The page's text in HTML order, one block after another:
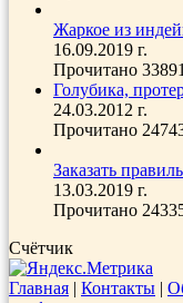
Жаркое из
16.09.2019 г.
Прочитано
Голубика,
24.03.2012 г.
Прочитано
Заказать
13.03.2019 г.
Прочитано
Счётчик
Главная | Контакты |